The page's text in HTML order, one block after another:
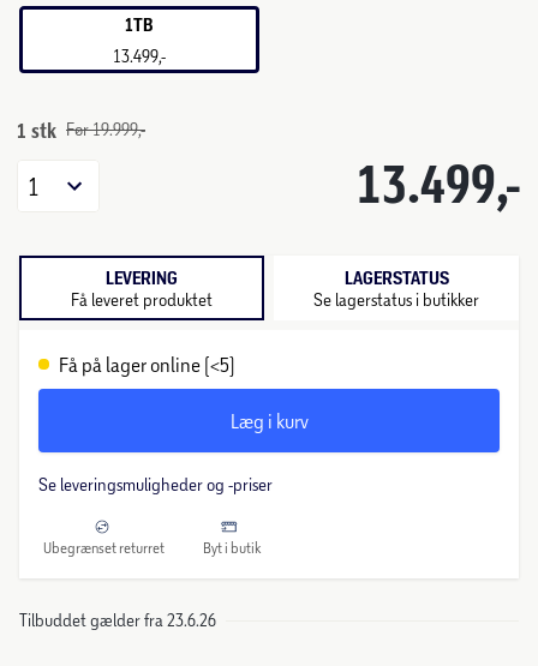
1TB
13.499,-
1 stk Før 19.999,-
13.499,-
1
LEVERING
Få leveret produktet
LAGERSTATUS
Se lagerstatus i butikker
Få på lager online (<5)
Læg i kurv
Se leveringsmuligheder og -priser
Ubegrænset returret Byt i butik
Tilbuddet gælder fra 23.6.26